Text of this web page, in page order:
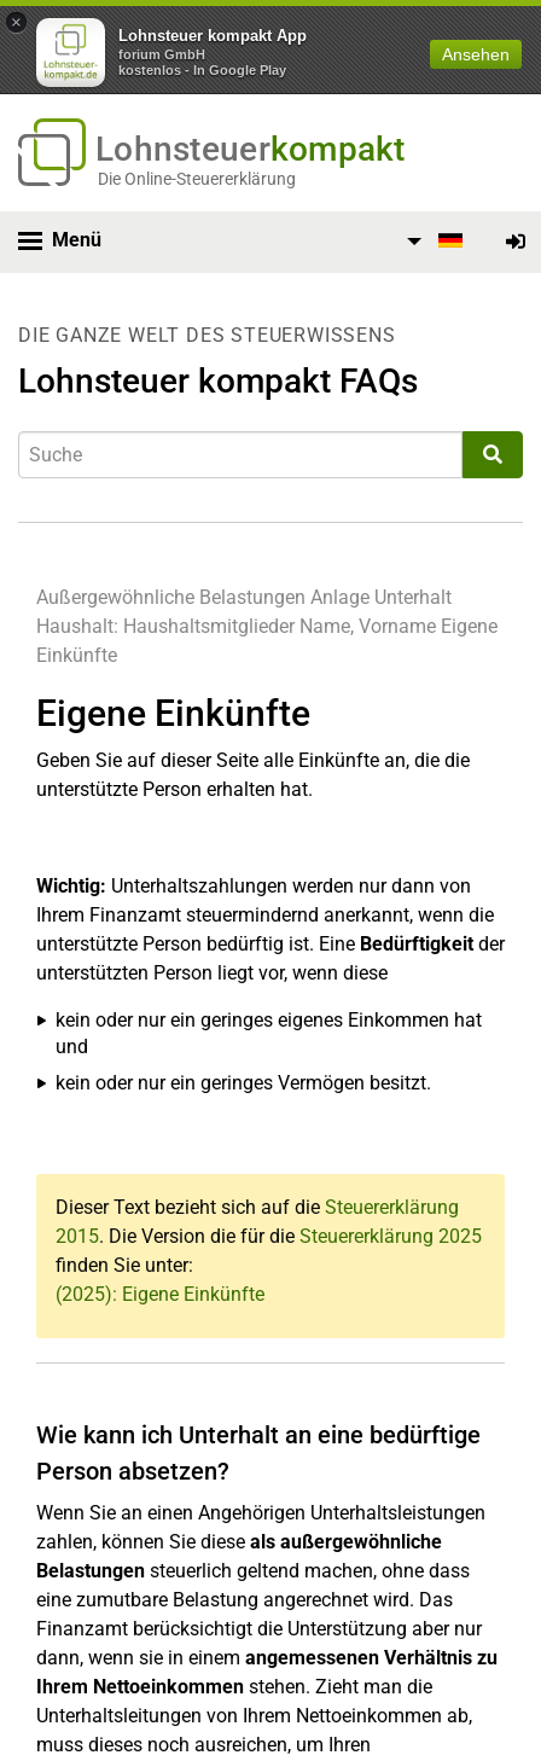
×
Lohnsteuer kompakt App
forium GmbH
kostenlos - In Google Play
Ansehen
Lohnsteuerkompakt
Die Online-Steuererklärung
Menü
DIE GANZE WELT DES STEUERWISSENS
Lohnsteuer kompakt FAQs
Außergewöhnliche Belastungen Anlage Unterhalt
Haushalt: Haushaltsmitglieder Name, Vorname Eigene
Einkünfte
Eigene Einkünfte
Geben Sie auf dieser Seite alle Einkünfte an, die die
unterstützte Person erhalten hat.
Wichtig: Unterhaltszahlungen werden nur dann von
Ihrem Finanzamt steuermindernd anerkannt, wenn die
unterstützte Person bedürftig ist. Eine Bedürftigkeitder
unterstützten Person liegt vor, wenn diese
kein oder nur ein geringes eigenes Einkommen hat
und
kein oder nur ein geringes Vermögen besitzt.
Dieser Text bezieht sich auf die Steuererklärung
2015. Die Version die für die Steuererklärung 2025
finden Sie unter:
(2025): Eigene Einkünfte
Wie kann ich Unterhalt an eine bedürftige
Person absetzen?
Wenn Sie an einen Angehörigen Unterhaltsleistungen
zahlen, können Sie diese als außergewöhnliche
Belastungen steuerlich geltend machen, ohne dass
eine zumutbare Belastung angerechnet wird. Das
Finanzamt berücksichtigt die Unterstützung aber nur
dann, wenn sie in einem angemessenen Verhältnis zu
Ihrem Nettoeinkommen stehen. Zieht man die
Unterhaltsleitungen von Ihrem Nettoeinkommen ab,
muss dieses noch ausreichen, um Ihren